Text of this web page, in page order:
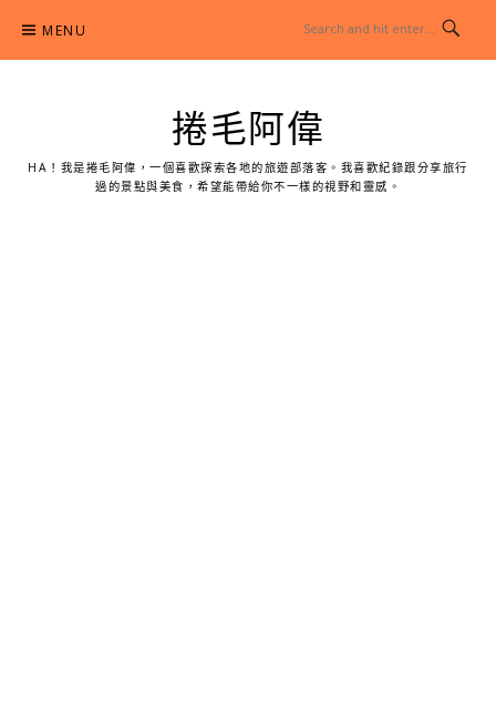
content
MENU
捲毛阿偉
HA！我是捲毛阿偉，一個喜歡探索各地的旅遊部落客。我喜歡紀錄跟分享旅行
過的景點與美食，希望能帶給你不一樣的視野和靈感。